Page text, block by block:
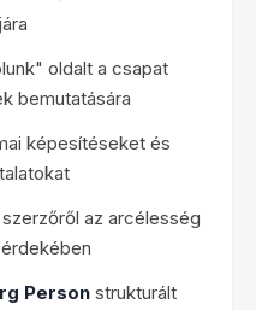
oldalt a csapat
bemutatására
képesítéseket és
az arcélesség
Person strukturált